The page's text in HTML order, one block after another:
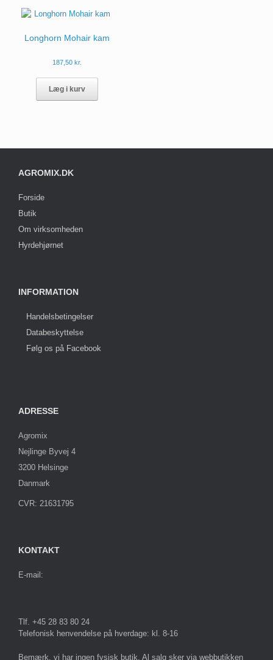
Longhorn Mohair kam
187,50 kr.
Læg i kurv
AGROMIX.DK
Forside
Butik
Om virksomheden
Hyrdehjørnet
INFORMATION
Handelsbetingelser
Databeskyttelse
Følg os på Facebook
ADRESSE
Agromix
Nejlinge Byvej 4
3200 Helsinge
Danmark
CVR: 21631795
KONTAKT
E-mail:
Tlf. +45 28 83 80 24
Telefonisk henvendelse på hverdage: kl. 8-16
Bemærk, vi har ingen fysisk butik. Al salg sker via webbutikken